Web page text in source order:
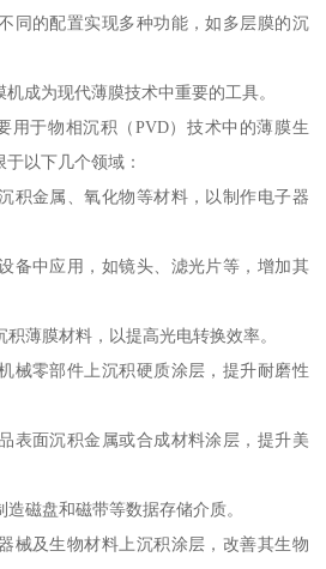
同的配置实现多种功能，如多层膜的沉
成为现代薄膜技术中重要的工具。
用于物相沉积（PVD）技术中的薄膜生
以下几个领域：
积金属、氧化物等材料，以制作电子器
备中应用，如镜头、滤光片等，增加其
薄膜材料，以提高光电转换效率。
械零部件上沉积硬质涂层，提升耐磨性
表面沉积金属或合成材料涂层，提升美
磁盘和磁带等数据存储介质。
械及生物材料上沉积涂层，改善其生物